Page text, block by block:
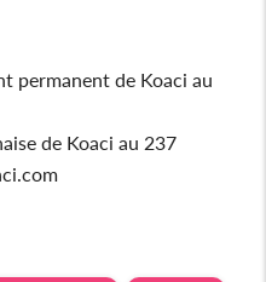
permanent de Koaci au
de Koaci au 237